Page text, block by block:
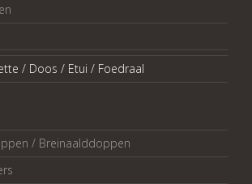
/ Doos / Etui / Foedraal
/ Breinaalddoppen